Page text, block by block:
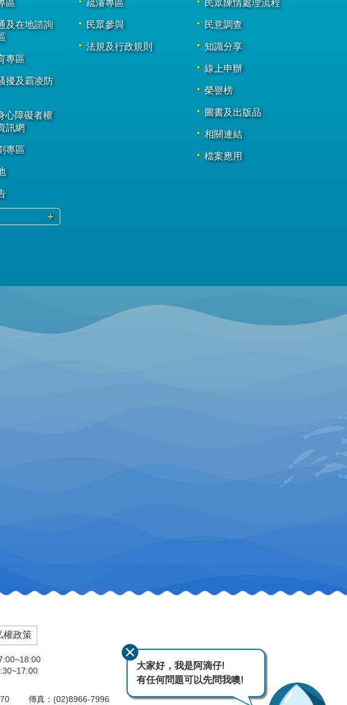
區
及在地諮詢
專區
擾及霸凌防
心障礙者權
訊網
專區
疏濬專區
民眾參與
法規及行政規則
民眾陳情處理流程
民意調查
知識分享
線上申辦
榮譽榜
圖書及出版品
相關連結
檔案應用
權政策
傳真：(02)8966-7996
大家好，我是阿滴仔!
有任何問題可以先問我噢!